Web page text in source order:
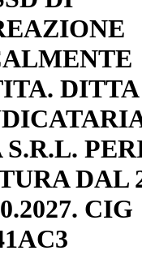
DITTA
DAL
CIG